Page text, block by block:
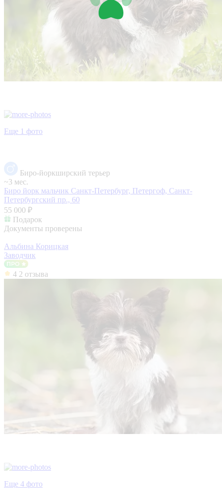
Еще 1 фото
Биро-йоркширский терьер
~3 мес.
Биро йорк мальчик Санкт-Петербург, Петергоф, Санкт-
Петербургский пр., 60
55 000 ₽
Подарок
Документы проверены
Альбина Корицкая
Заводчик
4 2 отзыва
Еще 4 фото